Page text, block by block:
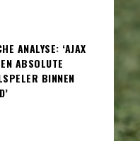
ANALYSE: ‘AJAX
ABSOLUTE
BINNEN